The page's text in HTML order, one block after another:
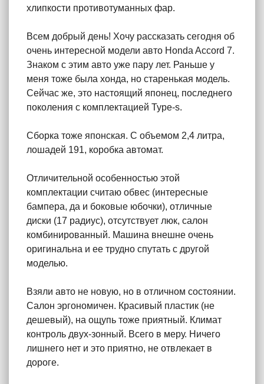
хлипкости противотуманных фар.
Всем добрый день! Хочу рассказать сегодня об
очень интересной модели авто Honda Accord 7.
Знаком с этим авто уже пару лет. Раньше у
меня тоже была хонда, но старенькая модель.
Сейчас же, это настоящий японец, последнего
поколения с комплектацией Type-s.
Сборка тоже японская. С объемом 2,4 литра,
лошадей 191, коробка автомат.
Отличительной особенностью этой
комплектации считаю обвес (интересные
бампера, да и боковые юбочки), отличные
диски (17 радиус), отсутствует люк, салон
комбинированный. Машина внешне очень
оригинальна и ее трудно спутать с другой
моделью.
Взяли авто не новую, но в отличном состоянии.
Салон эргономичен. Красивый пластик (не
дешевый), на ощупь тоже приятный. Климат
контроль двух-зонный. Всего в меру. Ничего
лишнего нет и это приятно, не отвлекает в
дороге.